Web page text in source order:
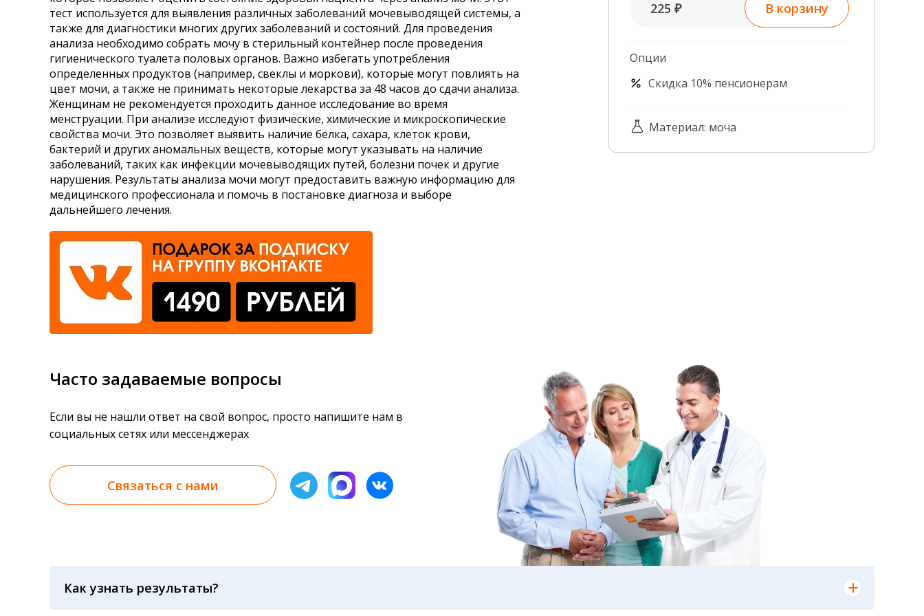
Где сдать
Время работы
тест используется для выявления различных заболеваний мочевыводящей системы, а
также для диагностики многих других заболеваний и состояний. Для проведения
анализа необходимо собрать мочу в стерильный контейнер после проведения
гигиенического туалета половых органов. Важно избегать употребления
определенных продуктов (например, свеклы и моркови), которые могут повлиять на
цвет мочи, а также не принимать некоторые лекарства за 48 часов до сдачи анализа.
Женщинам не рекомендуется проходить данное исследование во время
менструации. При анализе исследуют физические, химические и микроскопические
свойства мочи. Это позволяет выявить наличие белка, сахара, клеток крови,
бактерий и других аномальных веществ, которые могут указывать на наличие
заболеваний, таких как инфекции мочевыводящих путей, болезни почек и другие
нарушения. Результаты анализа мочи могут предоставить важную информацию для
медицинского профессионала и помочь в постановке диагноза и выборе
дальнейшего лечения.
225 ₽ В корзину
Опции
Скидка 10% пенсионерам
Материал: моча
Часто задаваемые вопросы
Если вы не нашли ответ на свой вопрос, просто напишите нам в
социальных сетях или мессенджерах
Связаться с нами
Как узнать результаты?